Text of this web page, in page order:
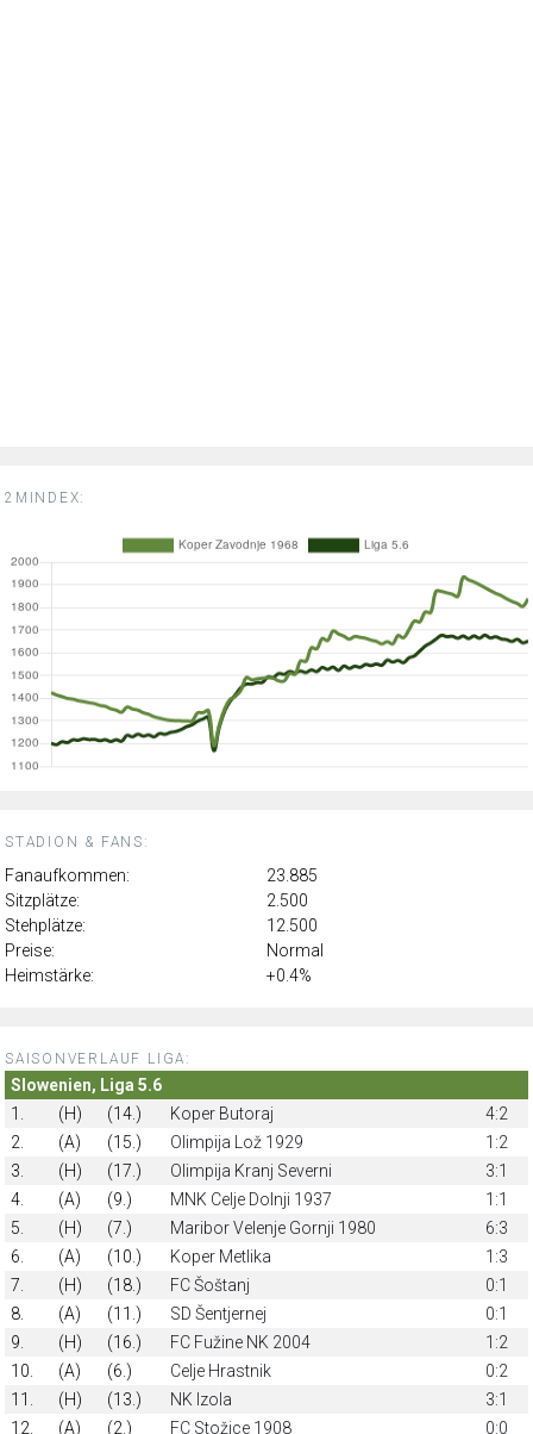
2MINDEX:
STADION & FANS:
Fanaufkommen:
23.885
Sitzplätze:
2.500
Stehplätze:
12.500
Preise:
Normal
Heimstärke:
+0.4%
SAISONVERLAUF LIGA:
Slowenien, Liga 5.6
1.
(H) (14.) Koper Butoraj
4:2
2.
(A) (15.) Olimpija Lož 1929
1:2
3.
(H) (17.) Olimpija Kranj Severni
3:1
4.
(A) (9.) MNK Celje Dolnji 1937
1:1
5.
(H) (7.) Maribor Velenje Gornji 1980
6:3
6.
(A) (10.) Koper Metlika
1:3
7.
(H) (18.) FC Šoštanj
0:1
8.
(A) (11.) SD Šentjernej
0:1
9.
(H) (16.) FC Fužine NK 2004
1:2
10.
(A) (6.) Celje Hrastnik
0:2
11.
(H) (13.) NK Izola
3:1
12.
(A) (2.) FC Stožice 1908
0:0